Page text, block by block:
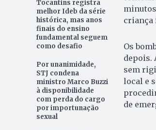
Tocantins registra
melhor Ideb da série
histórica, mas anos
finais do ensino
fundamental seguem
como desafio
Por unanimidade,
STJ condena
ministro Marco Buzzi
à disponibilidade
com perda do cargo
por importunação
sexual
criança
Os
depois.
sem
local e
de